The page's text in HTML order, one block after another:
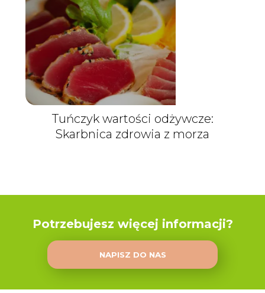
Tuńczyk wartości odżywcze:
Skarbnica zdrowia z morza
Potrzebujesz więcej informacji?
NAPISZ DO NAS